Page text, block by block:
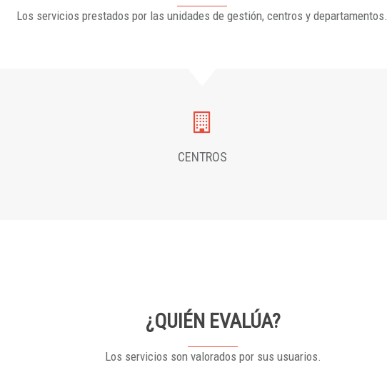
Los servicios prestados por las unidades de gestión, centros y departamentos.
CENTROS
¿QUIÉN EVALÚA?
Los servicios son valorados por sus usuarios.